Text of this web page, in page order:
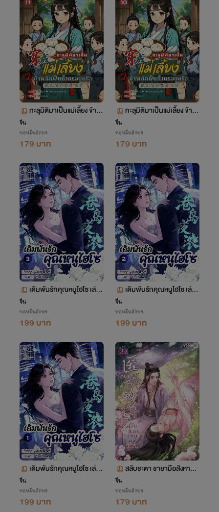
ทะลุมิติมาเป็นแม่เลี้ยง ข้าพ
ตอน 547-599
จีน
หอหมื่นอักษร
179 บาท
ทะลุมิติมาเป็นแม่เลี้ยง ข้าพ
ตอน 493-546
จีน
หอหมื่นอักษร
179 บาท
เดิมพันรักคุณหนูไฮโซ เล่ม
จีน
หอหมื่นอักษร
199 บาท
เดิมพันรักคุณหนูไฮโซ เล่ม
จีน
หอหมื่นอักษร
199 บาท
เดิมพันรักคุณหนูไฮโซ เล่ม
จีน
หอหมื่นอักษร
199 บาท
สลับชะตา ชายามือสังหาร เ
จีน
หอหมื่นอักษร
179 บาท